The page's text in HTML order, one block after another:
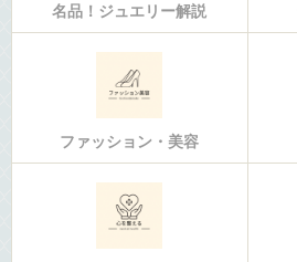
名品！ジュエリー解説
ファッション・美容